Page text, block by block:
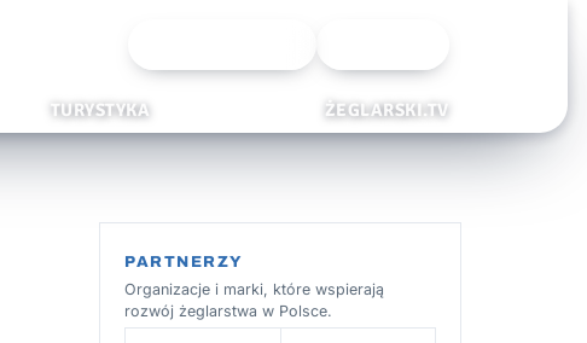
TURYSTYKA ŻEGLARSKI.TV
PARTNERZY
Organizacje i marki, które wspierają
rozwój żeglarstwa w Polsce.